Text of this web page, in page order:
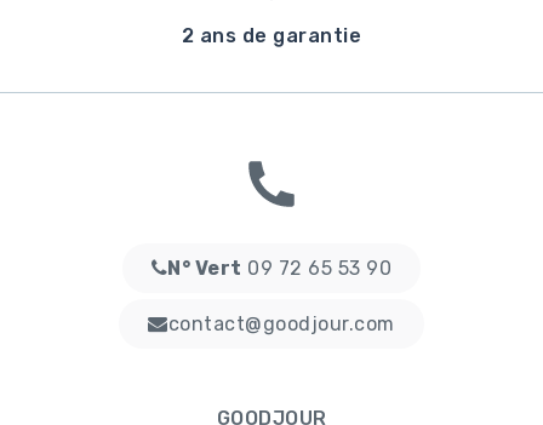
2 ans de garantie
N° Vert 09 72 65 53 90
contact@goodjour.com
GOODJOUR